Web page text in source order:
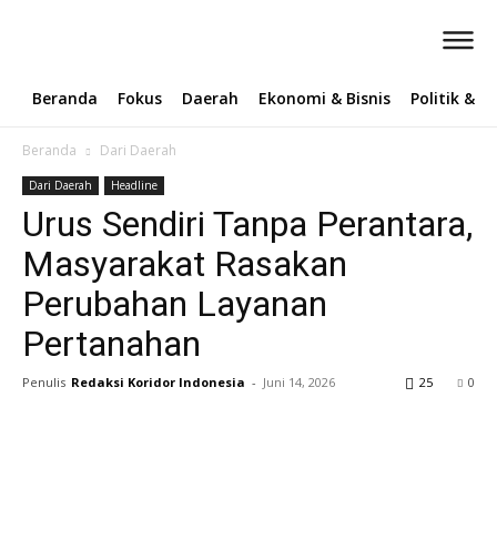
Beranda Fokus Daerah Ekonomi & Bisnis Politik &
Beranda Dari Daerah
Dari Daerah Headline
Urus Sendiri Tanpa Perantara,
Masyarakat Rasakan
Perubahan Layanan
Pertanahan
Penulis Redaksi Koridor Indonesia - Juni 14, 2026 0
25